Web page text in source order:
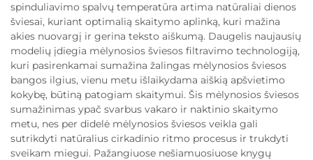
spinduliavimo spalvų temperatūra artima natūraliai dienos
šviesai, kuriant optimalią skaitymo aplinką, kuri mažina
akies nuovargį ir gerina teksto aiškumą. Daugelis naujausių
modelių įdiegia mėlynosios šviesos filtravimo technologiją,
kuri pasirenkamai sumažina žalingas mėlynosios šviesos
bangos ilgius, vienu metu išlaikydama aiškią apšvietimo
kokybę, būtiną patogiam skaitymui. Šis mėlynosios šviesos
sumažinimas ypač svarbus vakaro ir naktinio skaitymo
metu, nes per didelė mėlynosios šviesos veikla gali
sutrikdyti natūralius cirkadinio ritmo procesus ir trukdyti
sveikam miegui. Pažangiuose nešiamuosiuose knygų